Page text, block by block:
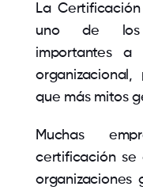
La
uno de los
importantes a
que más mitos
Muchas
certificación se
organizaciones